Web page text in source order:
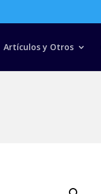
Artículos y Otros